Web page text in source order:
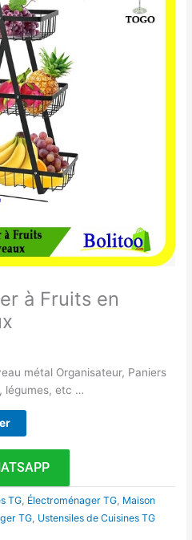
à Fruits en
métal Organisateur, Paniers
légumes, etc …
TG Électroménager TG Maison
TG Ustensiles de Cuisines TG